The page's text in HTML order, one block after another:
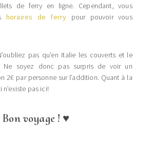
de ferry en ligne. Cependant, vous
horaires de ferry pour pouvoir vous
pas qu’en Italie les couverts et le
Ne soyez donc pas surpris de voir un
2€ par personne sur l’addition. Quant à la
n’existe pas ici!
Bon voyage ! ♥